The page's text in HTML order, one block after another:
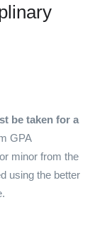
be taken for a
GPA
minor from the
using the better